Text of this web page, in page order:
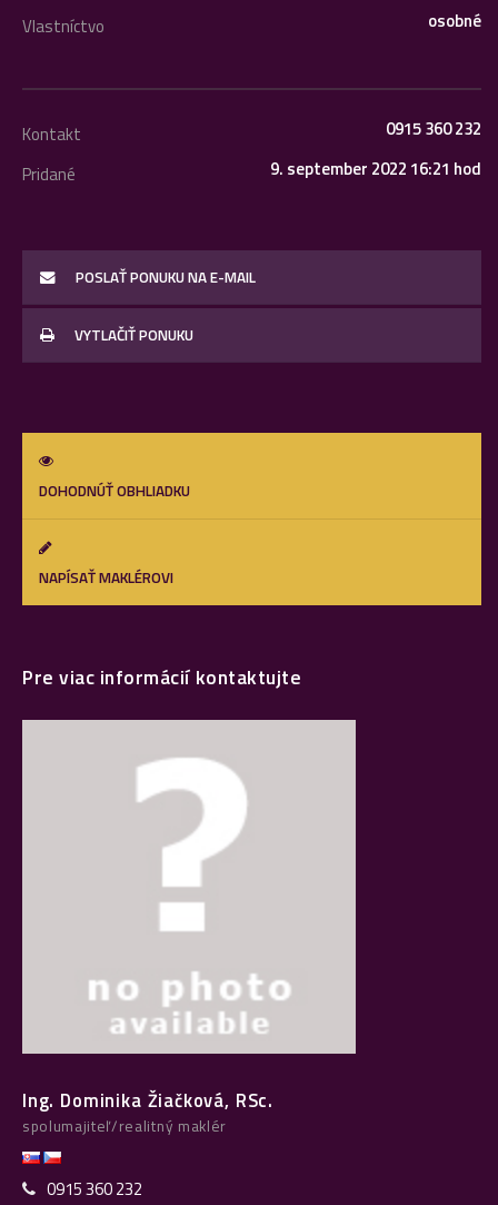
Vlastníctvo osobné
Kontakt
0915 360 232
Pridané
9. september 2022 16:21 hod
POSLAŤ PONUKU NA E-MAIL
VYTLAČIŤ PONUKU
DOHODNÚŤ OBHLIADKU
NAPÍSAŤ MAKLÉROVI
Pre viac informácií kontaktujte
Ing. Dominika Žiačková, RSc.
spolumajiteľ/realitný maklér
0915 360 232